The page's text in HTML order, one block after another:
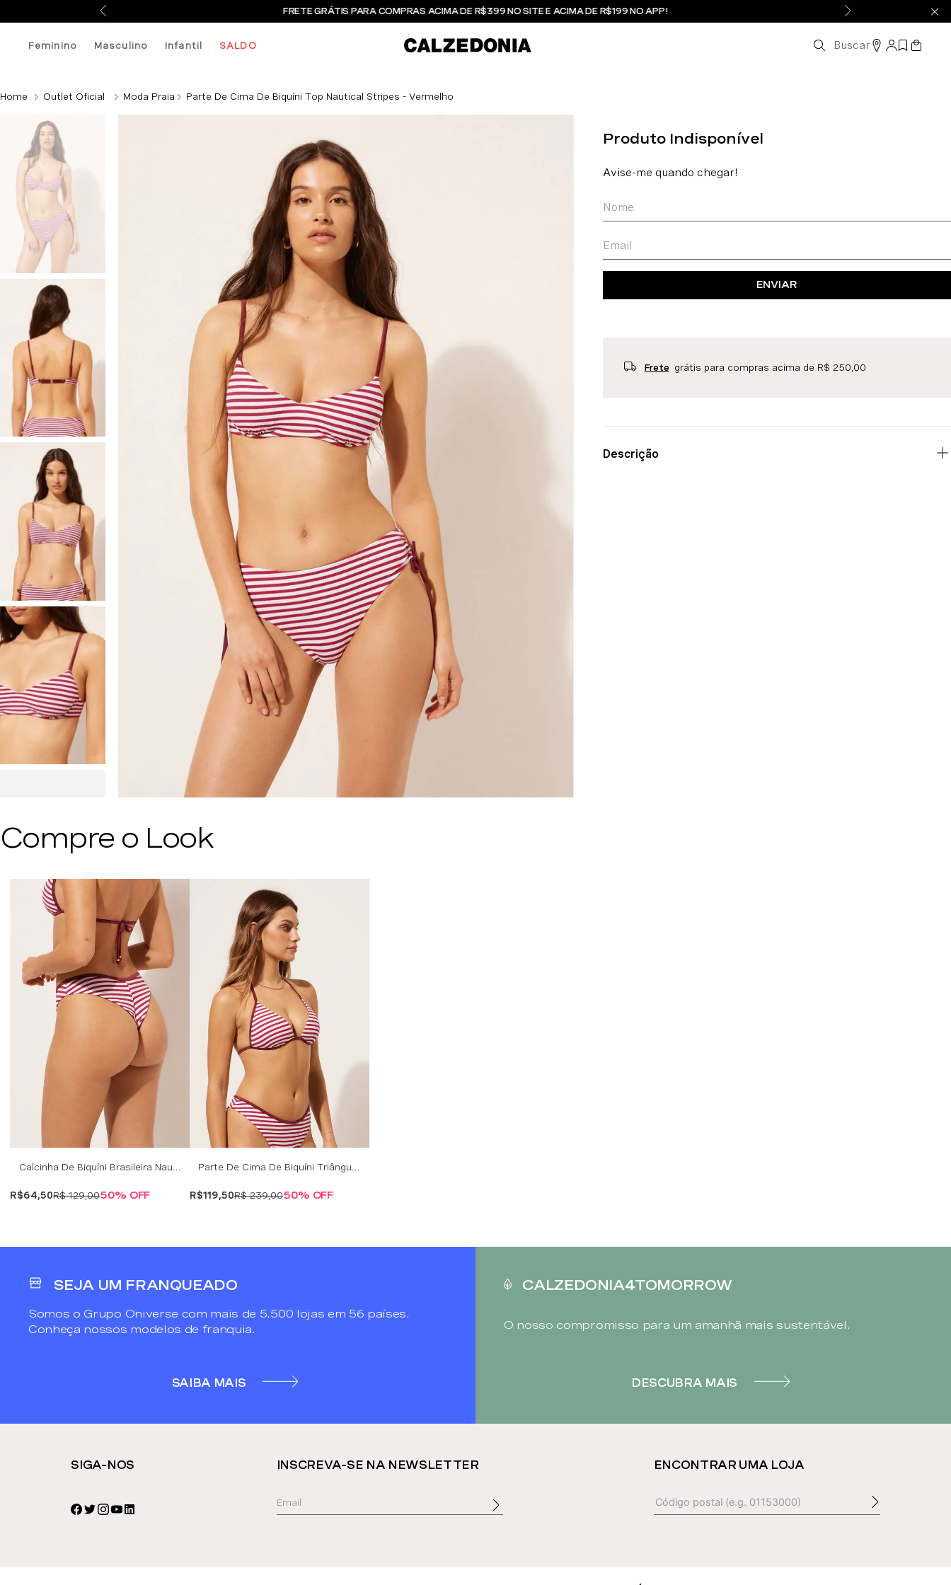
FRETE GRÁTIS PARA COMPRAS ACIMA DE R$399 NO SITE E ACIMA DE R$199 NO APP!
Feminino Masculino Infantil SALDO Buscar
Outlet Oficial Moda Praia Parte De Cima De Biquíni Top Nautical Stripes - Vermelho
ENVIAR
Frete grátis para compras acima de R$ 250,00
Descrição
Compre o Look
Calcinha De Biquíni Brasileira Nautical Stripes - Riscas
R$64,50R$ 129,0050% OFF
Parte De Cima De Biquíni Triângulo Nautical Stripes - Vermelho
R$119,50R$ 239,0050% OFF
SEJA UM FRANQUEADO
Somos o Grupo Oniverse com mais de 5.500 lojas em 56 países.
Conheça nossos modelos de franquia.
SAIBA MAIS
CALZEDONIA4TOMORROW
O nosso compromisso para um amanhã mais sustentável.
DESCUBRA MAIS
SIGA-NOS INSCREVA-SE NA NEWSLETTER ENCONTRAR UMA LOJA